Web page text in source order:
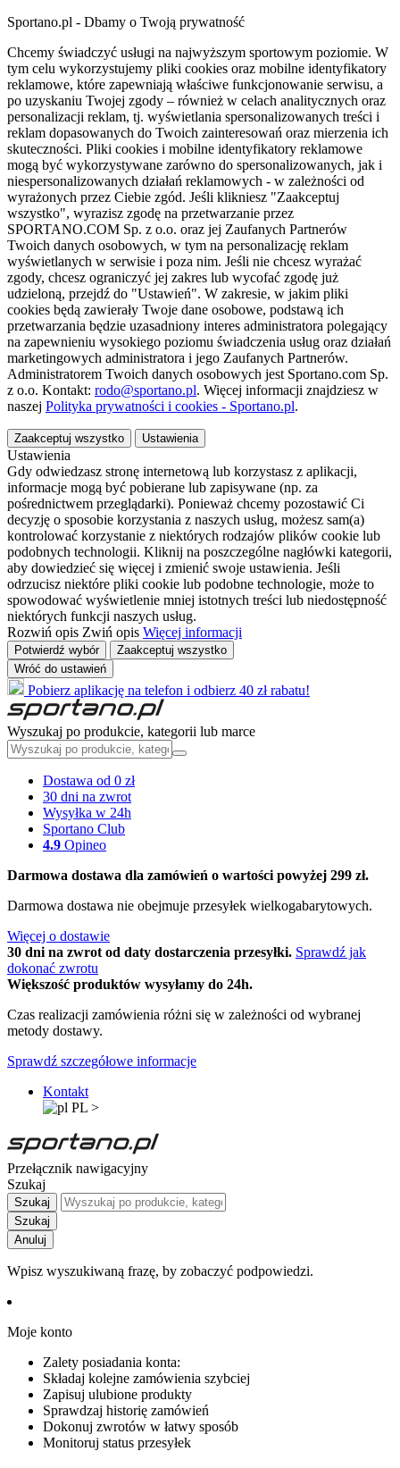
Sportano.pl - Dbamy o Twoją prywatność
Chcemy świadczyć usługi na najwyższym sportowym poziomie. W
tym celu wykorzystujemy pliki cookies oraz mobilne identyfikatory
reklamowe, które zapewniają właściwe funkcjonowanie serwisu, a
po uzyskaniu Twojej zgody – również w celach analitycznych oraz
personalizacji reklam, tj. wyświetlania spersonalizowanych treści i
reklam dopasowanych do Twoich zainteresowań oraz mierzenia ich
skuteczności. Pliki cookies i mobilne identyfikatory reklamowe
mogą być wykorzystywane zarówno do spersonalizowanych, jak i
niespersonalizowanych działań reklamowych - w zależności od
wyrażonych przez Ciebie zgód. Jeśli klikniesz "Zaakceptuj
wszystko", wyrazisz zgodę na przetwarzanie przez
SPORTANO.COM Sp. z o.o. oraz jej Zaufanych Partnerów
Twoich danych osobowych, w tym na personalizację reklam
wyświetlanych w serwisie i poza nim. Jeśli nie chcesz wyrażać
zgody, chcesz ograniczyć jej zakres lub wycofać zgodę już
udzieloną, przejdź do "Ustawień". W zakresie, w jakim pliki
cookies będą zawierały Twoje dane osobowe, podstawą ich
przetwarzania będzie uzasadniony interes administratora polegający
na zapewnieniu wysokiego poziomu świadczenia usług oraz działań
marketingowych administratora i jego Zaufanych Partnerów.
Administratorem Twoich danych osobowych jest Sportano.com Sp.
z o.o. Kontakt: rodo@sportano.pl. Więcej informacji znajdziesz w
naszej Polityka prywatności i cookies - Sportano.pl.
Zaakceptuj wszystko Ustawienia
Ustawienia
Gdy odwiedzasz stronę internetową lub korzystasz z aplikacji,
informacje mogą być pobierane lub zapisywane (np. za
pośrednictwem przeglądarki). Ponieważ chcemy pozostawić Ci
decyzję o sposobie korzystania z naszych usług, możesz sam(a)
kontrolować korzystanie z niektórych rodzajów plików cookie lub
podobnych technologii. Kliknij na poszczególne nagłówki kategorii,
aby dowiedzieć się więcej i zmienić swoje ustawienia. Jeśli
odrzucisz niektóre pliki cookie lub podobne technologie, może to
spowodować wyświetlenie mniej istotnych treści lub niedostępność
niektórych funkcji naszych usług.
Rozwiń opis Zwiń opis Więcej informacji
Potwierdź wybór
Zaakceptuj wszystko
Wróć do ustawień
Pobierz aplikację na telefon i odbierz 40 zł rabatu!
Wyszukaj po produkcie, kategorii lub marce
Dostawa od 0 zł
30 dni na zwrot
Wysyłka w 24h
Sportano Club
4.9 Opineo
Darmowa dostawa dla zamówień o wartości powyżej 299 zł.
Darmowa dostawa nie obejmuje przesyłek wielkogabarytowych.
Więcej o dostawie
30 dni na zwrot od daty dostarczenia przesyłki. Sprawdź jak
dokonać zwrotu
Większość produktów wysyłamy do 24h.
Czas realizacji zamówienia różni się w zależności od wybranej
metody dostawy.
Sprawdź szczegółowe informacje
Kontakt
PL >
Przełącznik nawigacyjny
Szukaj
Szukaj
Szukaj
Anuluj
Wpisz wyszukiwaną frazę, by zobaczyć podpowiedzi.
Moje konto
Zalety posiadania konta:
Składaj kolejne zamówienia szybciej
Zapisuj ulubione produkty
Sprawdzaj historię zamówień
Dokonuj zwrotów w łatwy sposób
Monitoruj status przesyłek